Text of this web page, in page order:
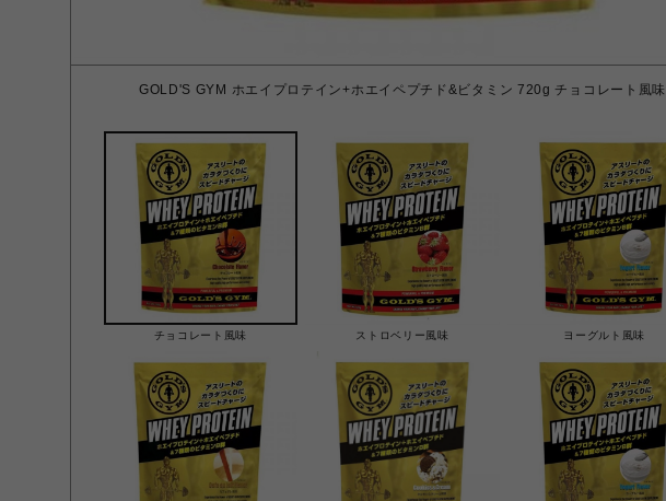
GOLD'S GYM ホエイプロテイン+ホエイペプチド&ビタミン 720g チョコレート風味
チョコレート風味 ストロベリー風味 ヨーグルト風味